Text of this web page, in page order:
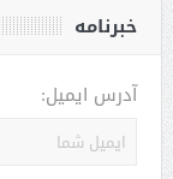
خبرنامه
آدرس ایمیل: